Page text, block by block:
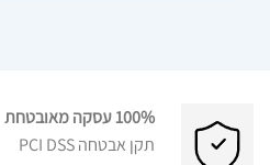
100% עסקה מאובטחת
תקן אבטחה PCI DSS